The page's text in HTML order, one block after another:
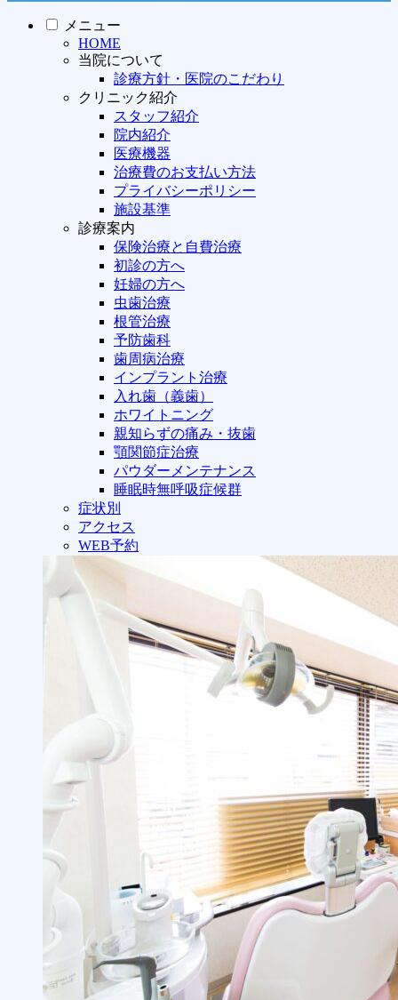
メニュー
HOME
当院について
診療方針・医院のこだわり
クリニック紹介
スタッフ紹介
院内紹介
医療機器
治療費のお支払い方法
プライバシーポリシー
施設基準
診療案内
保険治療と自費治療
初診の方へ
妊婦の方へ
虫歯治療
根管治療
予防歯科
歯周病治療
インプラント治療
入れ歯（義歯）
ホワイトニング
親知らずの痛み・抜歯
顎関節症治療
パウダーメンテナンス
睡眠時無呼吸症候群
症状別
アクセス
WEB予約